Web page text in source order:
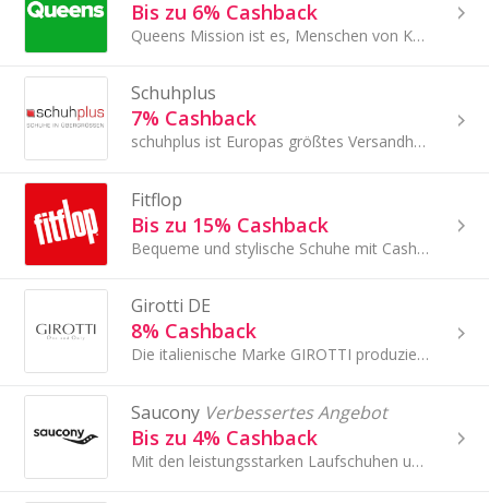
Bis zu 6% Cashback
Queens Mission ist es, Menschen von Kopf bis Fuß einzukleiden.
Schuhplus
7% Cashback
schuhplus ist Europas größtes Versandhaus für Schuhe in Übergrößen und betreibt bundesweit zudem Filialen für große Schuhe.
Fitflop
Bis zu 15% Cashback
Bequeme und stylische Schuhe mit Cashback Rabatt kaufen bei Fitflop!
Girotti DE
8% Cashback
Die italienische Marke GIROTTI produziert individualisierte Schuhe neuer Generation. Individualisierte Schuhe zu tragen ist ein Trend, dem die...
Saucony Verbessertes Angebot
Bis zu 4% Cashback
Mit den leistungsstarken Laufschuhen und der Ausrüstung von Saucony kannst Du Dich auf den Weg machen.